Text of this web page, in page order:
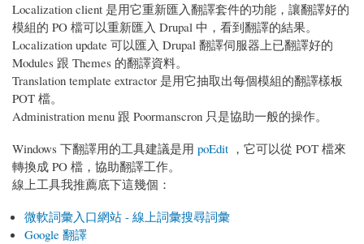
Localization client 是用它重新匯入翻譯套件的功能，讓翻譯好的
模組的 PO 檔可以重新匯入 Drupal 中，看到翻譯的結果。
Localization update 可以匯入 Drupal 翻譯伺服器上已翻譯好的
Modules 跟 Themes 的翻譯資料。
Translation template extractor 是用它抽取出每個模組的翻譯樣板
POT 檔。
Administration menu 跟 Poormanscron 只是協助一般的操作。
Windows 下翻譯用的工具建議是用 poEdit ，它可以從 POT 檔來
轉換成 PO 檔，協助翻譯工作。
線上工具我推薦底下這幾個：
微軟詞彙入口網站 - 線上詞彙搜尋詞彙
Google 翻譯